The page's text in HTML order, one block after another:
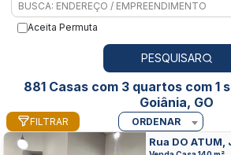
Aceita Permuta
PESQUISAR
881 Casas com 3 quartos com 1
Goiânia, GO
FILTRAR ORDENAR
Rua DO ATUM,